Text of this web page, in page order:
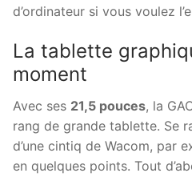
d’ordinateur si vous voulez
La tablette
moment
Avec ses 21,5 pouces, la
rang de grande tablette. Se
d’une cintiq de Wacom, par
en quelques points. Tout